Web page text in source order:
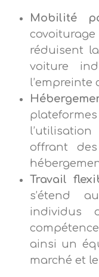
Mobilité
réduisent
voiture
l’empreinte
offrant
Travail
s’étend
individus
ainsi un
marché et